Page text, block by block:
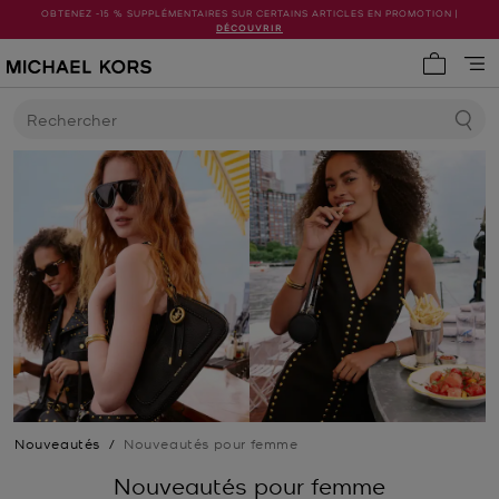
OBTENEZ -15 % SUPPLÉMENTAIRES SUR CERTAINS ARTICLES EN PROMOTION |
DÉCOUVRIR
Rechercher
Nouveautés / Nouveautés pour femme
Nouveautés pour femme